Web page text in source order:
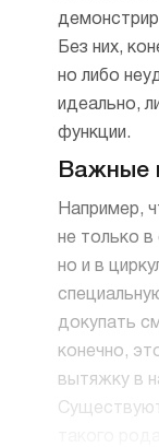
Без них,
но либо
идеально,
функции.
Важные
Например,
не только
но и в
докупать
конечно,
вытяжку в